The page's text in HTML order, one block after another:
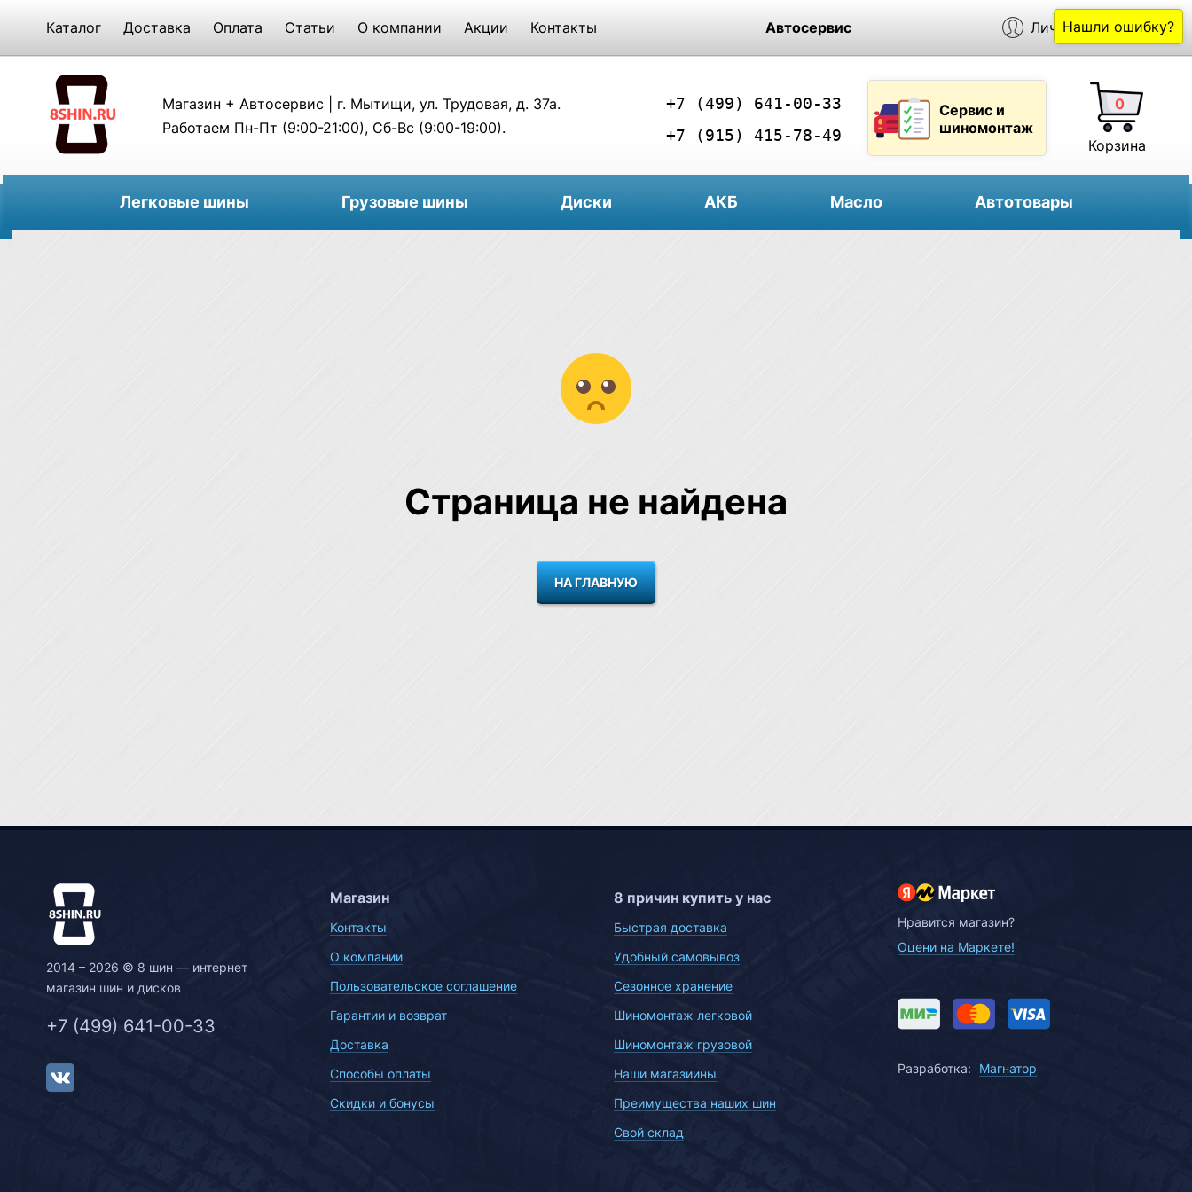
Каталог Доставка Оплата Статьи О компании Акции Контакты Автосервис Личный кабинет
Магазин + Автосервис | г. Мытищи, ул. Трудовая, д. 37а.
Работаем Пн-Пт (9:00-21:00), Сб-Вс (9:00-19:00).
+7 (499) 641-00-33
+7 (915) 415-78-49
Сервис и
шиномонтаж
0
Корзина
Легковые шины Грузовые шины Диски АКБ Масло Автотовары
Страница не найдена
НА ГЛАВНУЮ
2014 – 2026 © 8 шин — интернет
магазин шин и дисков
+7 (499) 641-00-33
Магазин
Контакты
О компании
Пользовательское соглашение
Гарантии и возврат
Доставка
Способы оплаты
Скидки и бонусы
8 причин купить у нас
Быстрая доставка
Удобный самовывоз
Сезонное хранение
Шиномонтаж легковой
Шиномонтаж грузовой
Наши магазиины
Преимущества наших шин
Свой склад
Нравится магазин?
Оцени на Маркете!
Разработка: Магнатор
Нашли ошибку?